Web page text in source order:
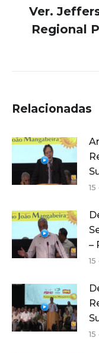
Ver.
Regional
Relacionadas
–